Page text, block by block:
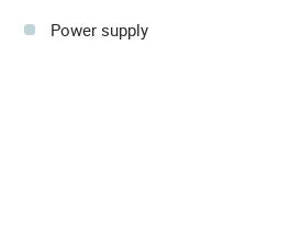
Power supply